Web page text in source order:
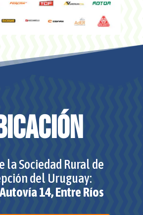
la Sociedad Rural de
del Uruguay:
14, Entre Ríos